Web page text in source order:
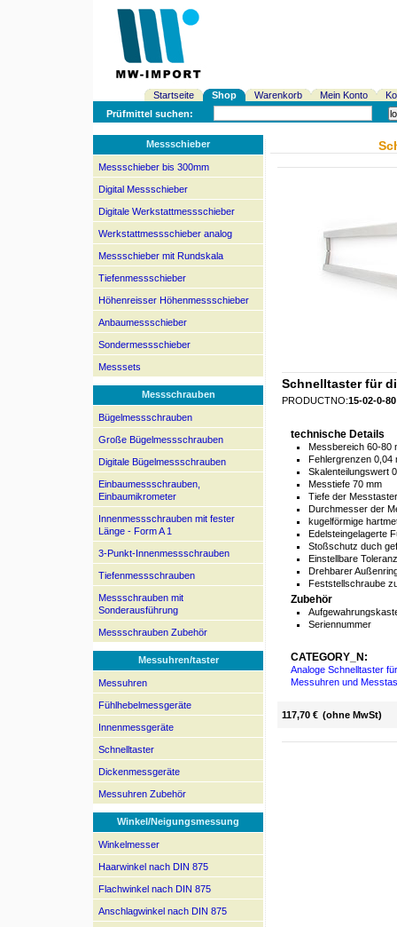
Startseite Shop Warenkorb Mein Konto
Prüfmittel suchen:
Messschieber
Messschieber bis 300mm
Digital Messschieber
Digitale Werkstattmessschieber
Werkstattmessschieber analog
Messschieber mit Rundskala
Tiefenmessschieber
Höhenreisser Höhenmessschieber
Anbaumessschieber
Sondermessschieber
Messsets
Messschrauben
Bügelmessschrauben
Große Bügelmessschrauben
Digitale Bügelmessschrauben
Einbaumessschrauben,
Einbaumikrometer
Innenmessschrauben mit fester
Länge - Form A 1
3-Punkt-Innenmessschrauben
Tiefenmessschrauben
Messschrauben mit
Sonderausführung
Messschrauben Zubehör
Messuhren/taster
Messuhren
Fühlhebelmessgeräte
Innenmessgeräte
Schnelltaster
Dickenmessgeräte
Messuhren Zubehör
Winkel/Neigungsmessung
Winkelmesser
Haarwinkel nach DIN 875
Flachwinkel nach DIN 875
Anschlagwinkel nach DIN 875
Schnelltaster für
PRODUCTNO:15-02-0-80
technische Details
Messbereich 60-80
Fehlergrenzen 0,04
Skalenteilungswert
Messtiefe 70 mm
Tiefe der
Durchmesser der
kugelförmige
Edelsteingelagerte
Stoßschutz duch
Einstellbare
Drehbarer
Feststellschraube
Zubehör
Seriennummer
CATEGORY_N:
Analoge Schnelltaster
Messuhren und
117,70 € (ohne MwSt)